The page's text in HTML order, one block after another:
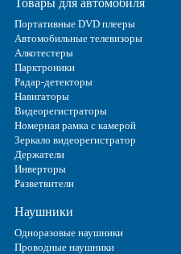
Товары для автомобиля
Портативные DVD плееры
Автомобильные телевизоры
Алкотестеры
Парктроники
Радар-детекторы
Навигаторы
Видеорегистраторы
Номерная рамка с камерой
Зеркало видеорегистратор
Держатели
Инверторы
Разветвители
Наушники
Одноразовые наушники
Проводные наушники